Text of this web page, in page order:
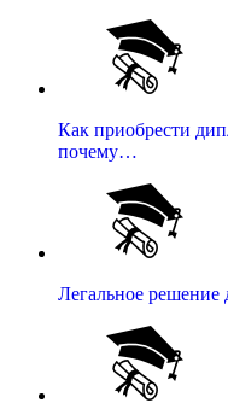
Как приобрести
почему…
Легальное решение